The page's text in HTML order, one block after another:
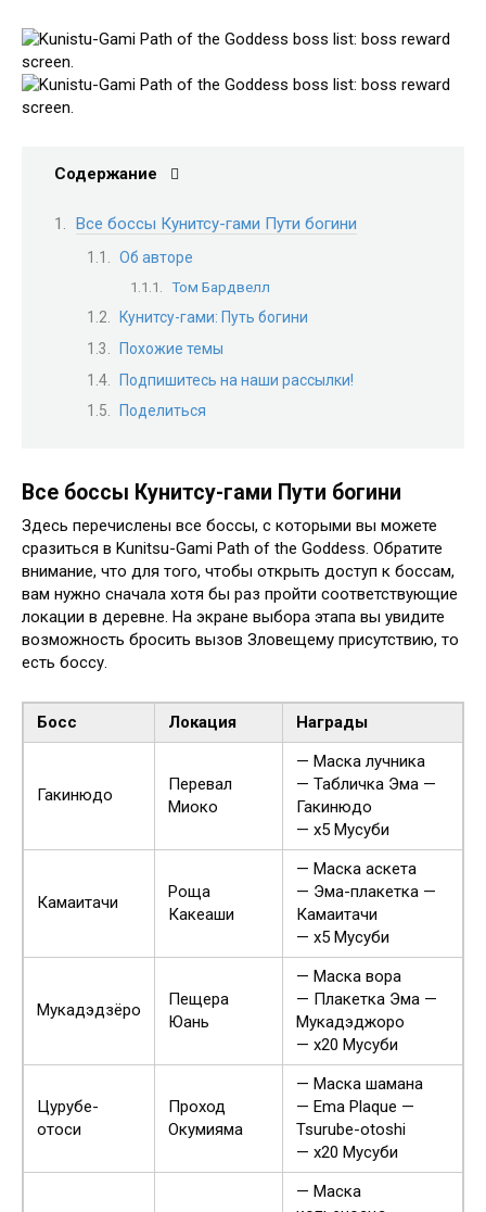
Содержание
Все боссы Кунитсу-гами Пути богини
Об авторе
Том Бардвелл
Кунитсу-гами: Путь богини
Похожие темы
Подпишитесь на наши рассылки!
Поделиться
Все боссы Кунитсу-гами Пути богини
Здесь перечислены все боссы, с которыми вы можете
сразиться в Kunitsu-Gami Path of the Goddess. Обратите
внимание, что для того, чтобы открыть доступ к боссам,
вам нужно сначала хотя бы раз пройти соответствующие
локации в деревне. На экране выбора этапа вы увидите
возможность бросить вызов Зловещему присутствию, то
есть боссу.
Босс Локация Награды
Гакинюдо
Перевал
Миоко
— Маска лучника
— Табличка Эма —
Гакинюдо
— x5 Мусуби
Камаитачи
Роща
Какеаши
— Маска аскета
— Эма-плакетка —
Камаитачи
— x5 Мусуби
Мукадэдзёро
Пещера
Юань
— Маска вора
— Плакетка Эма —
Мукадэджоро
— x20 Мусуби
Цурубе-
отоси
Проход
Окумияма
— Маска шамана
— Ema Plaque —
Tsurube-otoshi
— x20 Мусуби
— Маска